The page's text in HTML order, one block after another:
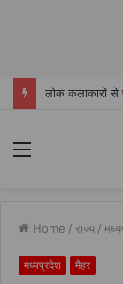
लोक कलाकारों से
Menu
Home / राज्य /
मध्यप्रदेश मैहर